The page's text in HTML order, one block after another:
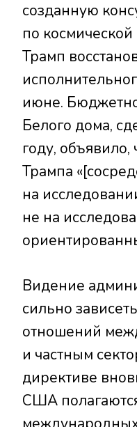
созданную
по
Трамп
июне.
Белого дома,
году,
Трампа
на
не на
Видение
сильно
отношений
и частным
директиве
США